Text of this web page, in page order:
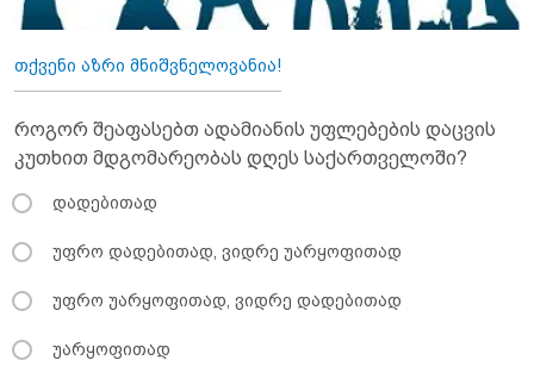
თქვენი აზრი მნიშვნელოვანია!
როგორ შეაფასებთ ადამიანის უფლებების დაცვის
კუთხით მდგომარეობას დღეს საქართველოში?
დადებითად
უფრო დადებითად, ვიდრე უარყოფითად
უფრო უარყოფითად, ვიდრე დადებითად
უარყოფითად